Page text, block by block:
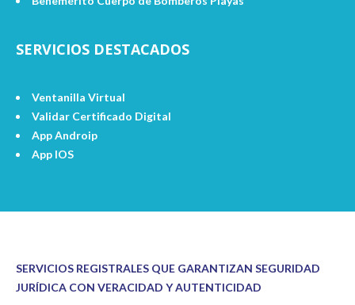
SERVICIOS DESTACADOS
Ventanilla Virtual
Validar Certificado Digital
App Androip
App IOS
SERVICIOS REGISTRALES QUE GARANTIZAN SEGURIDAD
JURÍDICA CON VERACIDAD Y AUTENTICIDAD